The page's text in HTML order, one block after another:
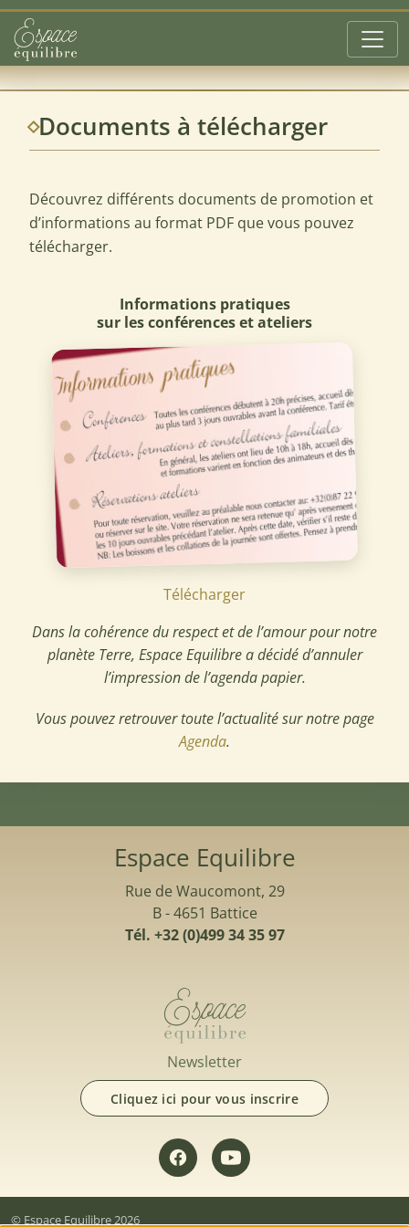
Aller au contenu principal
Documents à télécharger
Découvrez différents documents de promotion et
d’informations au format PDF que vous pouvez
télécharger.
Informations pratiques
sur les conférences et ateliers
Télécharger
Dans la cohérence du respect et de l’amour pour notre
planète Terre, Espace Equilibre a décidé d’annuler
l’impression de l’agenda papier.
Vous pouvez retrouver toute l’actualité sur notre page
Agenda.
Espace Equilibre
Rue de Waucomont, 29
B - 4651 Battice
Tél. +32 (0)499 34 35 97
Newsletter
Cliquez ici pour vous inscrire
© Espace Equilibre 2026